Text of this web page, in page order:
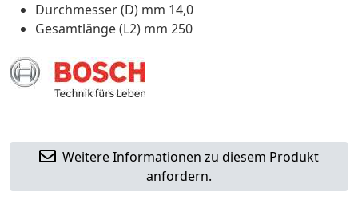
Durchmesser (D) mm 14,0
Gesamtlänge (L2) mm 250
Weitere Informationen zu diesem Produkt
anfordern.